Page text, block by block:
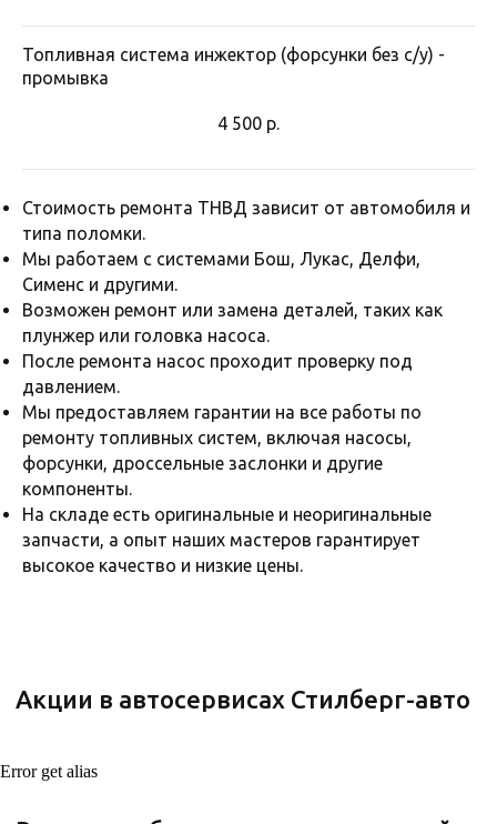
Топливная система инжектор (форсунки без с/у) -
промывка
4 500 р.
Стоимость ремонта ТНВД зависит от автомобиля и
типа поломки.
Мы работаем с системами Бош, Лукас, Делфи,
Сименс и другими.
Возможен ремонт или замена деталей, таких как
плунжер или головка насоса.
После ремонта насос проходит проверку под
давлением.
Мы предоставляем гарантии на все работы по
ремонту топливных систем, включая насосы,
форсунки, дроссельные заслонки и другие
компоненты.
На складе есть оригинальные и неоригинальные
запчасти, а опыт наших мастеров гарантирует
высокое качество и низкие цены.
Error get alias
Во всех филиалах Стилберг-авто
ГАРАНТИЯ
на ремонтные работы
Гарантия 2 года или 30 тыс. км. (что